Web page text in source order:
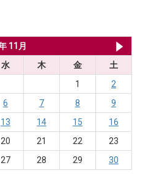
11月
水 木 金
土
1
2
6 7 8
9
13 14 15
16
20 21 22
23
27 28 29 30